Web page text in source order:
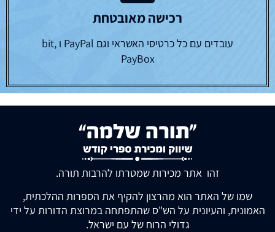
רכישה מאובטחת
עובדים עם כל כרטיסי האשראי וגם PayPal ו bit,
PayBox
זהו אתר מכירות שמטרתו להרבות תורה.
שמו של האתר הוא מהרצון להקיף את הספרות ההלכתית,
האמונית, והעיונית על הש"ס שהתפתחה במרוצת הדורות על ידי
גדולי הרוח של עם ישראל.